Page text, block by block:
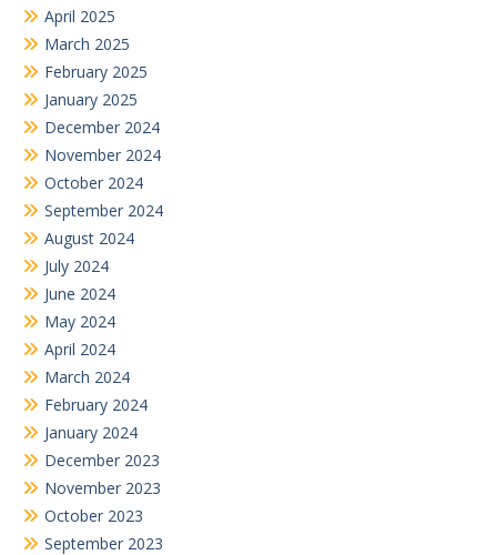
April 2025
March 2025
February 2025
January 2025
December 2024
November 2024
October 2024
September 2024
August 2024
July 2024
June 2024
May 2024
April 2024
March 2024
February 2024
January 2024
December 2023
November 2023
October 2023
September 2023